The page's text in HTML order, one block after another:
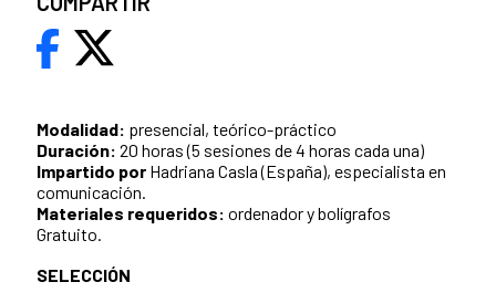
Modalidad: presencial, teórico-práctico
Duración: 20 horas (5 sesiones de 4 horas cada una)
Impartido por Hadriana Casla (España), especialista en
comunicación.
Materiales requeridos: ordenador y bolígrafos
Gratuito.
SELECCIÓN